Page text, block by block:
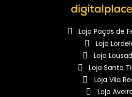
Loja Paços de
Loja
Loja
Loja Santo
Loja Vila
Loja